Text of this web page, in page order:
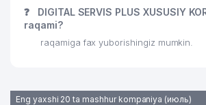
34 INGO-UZBEKISTAN AJ
MChJ
❓
DIGITAL SERVIS PLUS XUSUSIY
raqami?
raqamiga fax yuborishingiz mumkin.
Eng yaxshi 20 ta mashhur kompaniya (июль)